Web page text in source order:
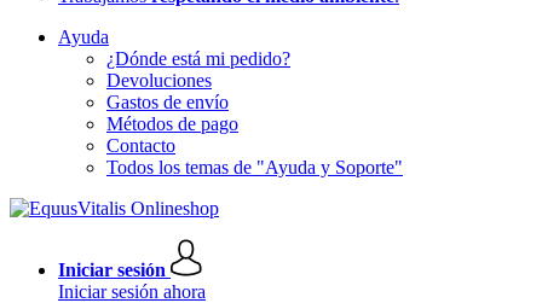
Ayuda
¿Dónde está mi pedido?
Devoluciones
Gastos de envío
Métodos de pago
Contacto
Todos los temas de "Ayuda y Soporte"
Iniciar sesión
Iniciar sesión ahora